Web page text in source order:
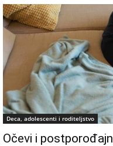
Deca, adolescenti i roditeljstvo
Očevi i